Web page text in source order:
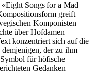
Songs for a Mad
greift
Komponisten
über Hofdamen
konzentriert sich auf die
der zu ihm
für höfische
Gedanken